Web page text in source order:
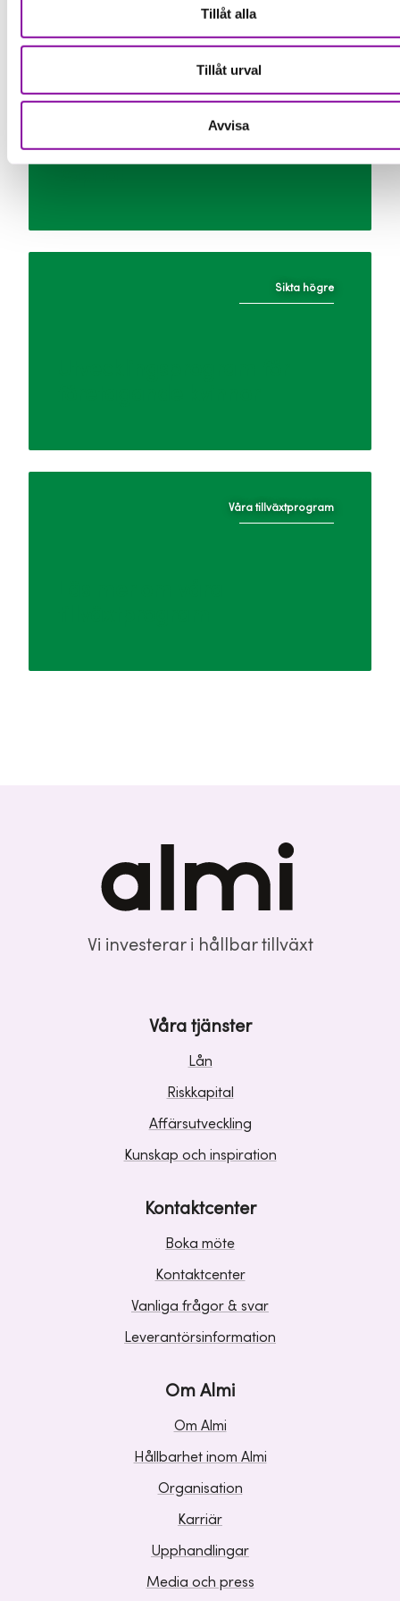
Tillåt alla
Tillåt urval
Avvisa
Finansiering med Almi Väst
Här ansöker du om lån och
Sikta högre
Våra tillväxtprogram
Vi investerar i hållbar tillväxt
Våra tjänster
Lån
Riskkapital
Affärsutveckling
Kunskap och inspiration
Kontaktcenter
Boka möte
Kontaktcenter
Vanliga frågor & svar
Leverantörsinformation
Om Almi
Om Almi
Hållbarhet inom Almi
Organisation
Karriär
Upphandlingar
Media och press